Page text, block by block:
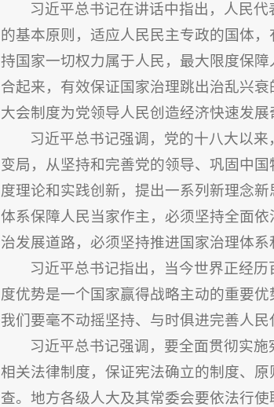
习近平总书记在讲话中指出，人民
的基本原则，适应人民民主专政的国体
持国家一切权力属于人民，最大限度保
合起来，有效保证国家治理跳出治乱兴
大会制度为党领导人民创造经济快速发
习近平总书记强调，党的十八大以
变局，从坚持和完善党的领导、巩固中
度理论和实践创新，提出一系列新理念
体系保障人民当家作主，必须坚持全面
治发展道路，必须坚持推进国家治理体系
习近平总书记指出，当今世界正经
度优势是一个国家赢得战略主动的重要
我们要毫不动摇坚持、与时俱进完善人
习近平总书记强调，要全面贯彻实
相关法律制度，保证宪法确立的制度、
查。地方各级人大及其常委会要依法行